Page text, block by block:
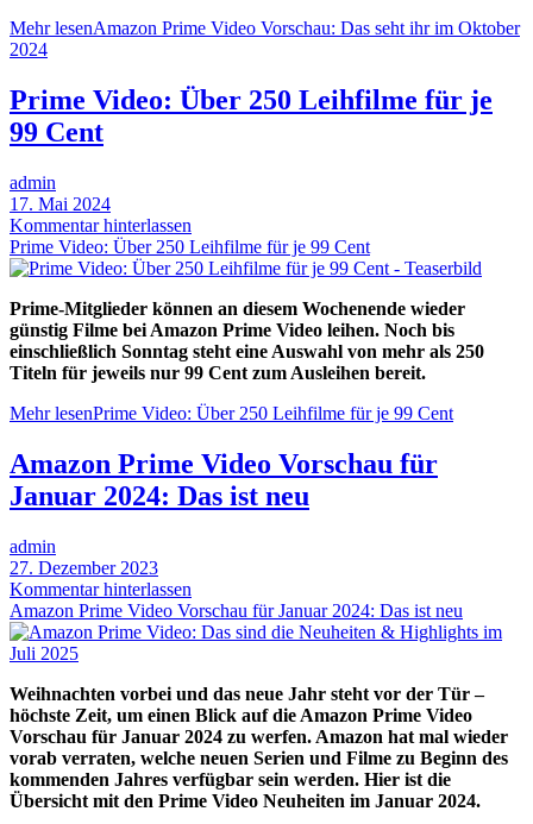
Mehr lesenAmazon Prime Video Vorschau: Das seht ihr im Oktober
2024
Prime Video: Über 250 Leihfilme für je
99 Cent
admin
17. Mai 2024
Kommentar hinterlassen
Prime Video: Über 250 Leihfilme für je 99 Cent
Prime-Mitglieder können an diesem Wochenende wieder
günstig Filme bei Amazon Prime Video leihen. Noch bis
einschließlich Sonntag steht eine Auswahl von mehr als 250
Titeln für jeweils nur 99 Cent zum Ausleihen bereit.
Mehr lesenPrime Video: Über 250 Leihfilme für je 99 Cent
Amazon Prime Video Vorschau für
Januar 2024: Das ist neu
admin
27. Dezember 2023
Kommentar hinterlassen
Amazon Prime Video Vorschau für Januar 2024: Das ist neu
Weihnachten vorbei und das neue Jahr steht vor der Tür –
höchste Zeit, um einen Blick auf die Amazon Prime Video
Vorschau für Januar 2024 zu werfen. Amazon hat mal wieder
vorab verraten, welche neuen Serien und Filme zu Beginn des
kommenden Jahres verfügbar sein werden. Hier ist die
Übersicht mit den Prime Video Neuheiten im Januar 2024.